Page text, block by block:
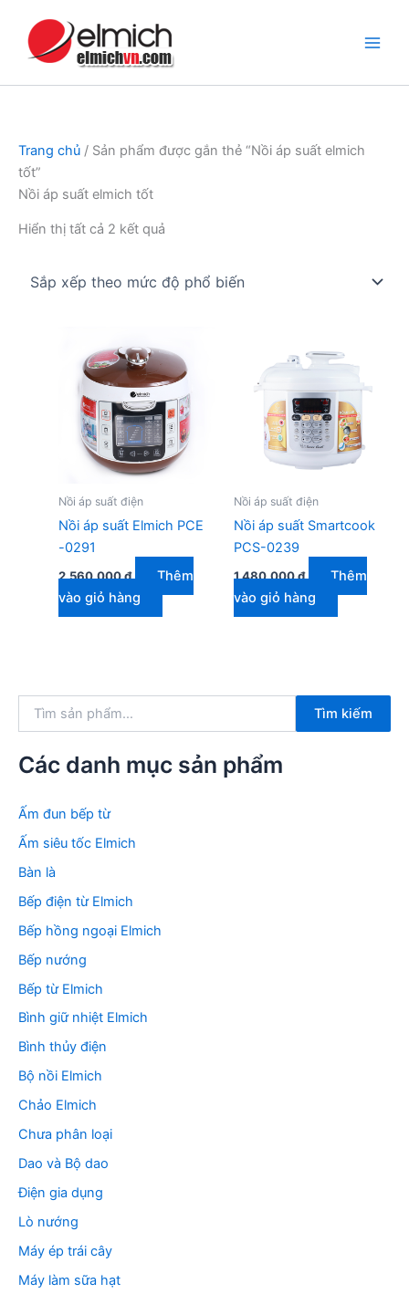
Trang chủ / Sản phẩm được gắn thẻ “Nồi áp suất elmich
tốt”
Nồi áp suất elmich tốt
Hiển thị tất cả 2 kết quả
xếp
theo
phổ
biến
Nồi áp suất điện
Nồi áp suất Elmich PCE
-0291
2.560.000₫
Thêm
vào giỏ hàng
Nồi áp suất điện
Nồi áp suất Smartcook
PCS-0239
1.480.000₫
Thêm
vào giỏ hàng
k
m
Tìm kiếm
Các danh mục sản phẩm
Ấm đun bếp từ
Ấm siêu tốc Elmich
Bàn là
Bếp điện từ Elmich
Bếp hồng ngoại Elmich
Bếp nướng
Bếp từ Elmich
Bình giữ nhiệt Elmich
Bình thủy điện
Bộ nồi Elmich
Chảo Elmich
Chưa phân loại
Dao và Bộ dao
Điện gia dụng
Lò nướng
Máy ép trái cây
Máy làm sữa hạt